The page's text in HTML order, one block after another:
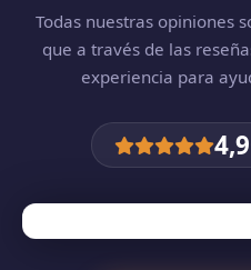
Todas nuestras opiniones
que a través de las
experiencia para
4,9